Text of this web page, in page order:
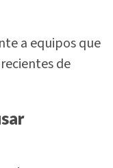
a equipos que
de